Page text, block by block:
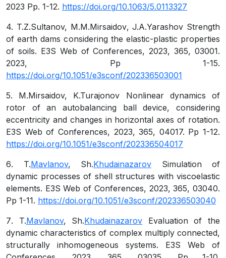
2023 Рр. 1-12. https://doi.org/10.1063/5.0113327
4. T.Z.Sultanov, M.M.Mirsaidov, J.А.Yarashov Strength
of earth dams considering the elastic-plastic properties
of soils. E3S Web of Conferences, 2023, 365, 03001.
2023, Рр 1-15.
https://doi.org/10.1051/e3sconf/202336503001
5. M.Mirsaidov, K.Turajonov Nonlinear dynamics of
rotor of an autobalancing ball device, considering
eccentricity and changes in horizontal axes of rotation.
E3S Web of Conferences, 2023, 365, 04017. Рр 1-12.
https://doi.org/10.1051/e3sconf/202336504017
6. T.Mavlanov, Sh.Khudainazarov
Simulation of
dynamic processes of shell structures with viscoelastic
elements. E3S Web of Conferences, 2023, 365, 03040.
Рр 1-11. https://doi.org/10.1051/e3sconf/202336503040
7. T.Mavlanov, Sh.Khudainazarov
Evaluation of the
dynamic characteristics of complex multiply connected,
structurally inhomogeneous systems. E3S Web of